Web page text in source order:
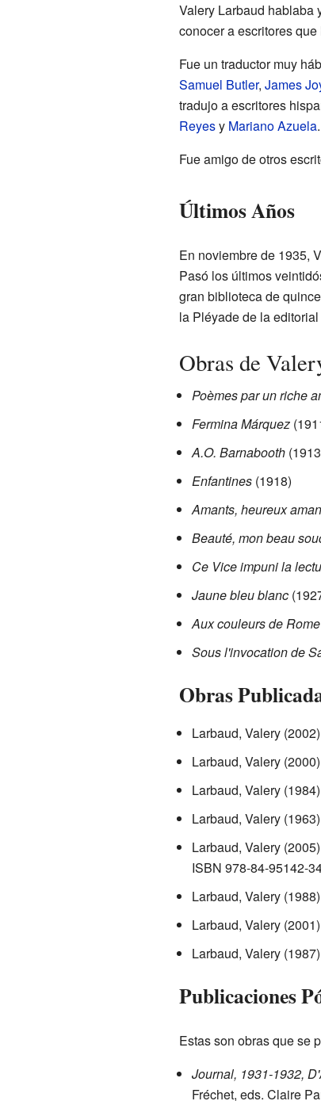
Valery Larbaud hablaba
conocer a escritores
Fue un traductor muy
Samuel Butler, James
tradujo a escritores
Reyesy Mariano Azuela.
Fue amigo de otros
Últimos Años
En noviembre de 1935,
Pasó los últimos
gran biblioteca de
la Pléyade de la
Obras de
Poèmes par un riche
Fermina Márquez
A.O. Barnabooth
Enfantines(1918)
Amants, heureux
Beauté, mon beau
Ce Vice impuni la
Jaune bleu blanc
Aux couleurs de Rome
Sous l'invocation de
Obras
Larbaud, Valery
Larbaud, Valery
Larbaud, Valery
Larbaud, Valery
Larbaud, Valery
ISBN 978-84-95142-
Larbaud, Valery
Larbaud, Valery
Larbaud, Valery
Publicaciones
Estas son obras que se
Journal, 1931-1932,
Fréchet, eds. Claire